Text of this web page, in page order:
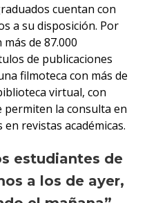
cuentan con
a su disposición. Por
de 87.000
de publicaciones
filmoteca con más de
virtual, con
permiten la consulta en
revistas académicas.
estudiantes de
a los de ayer,